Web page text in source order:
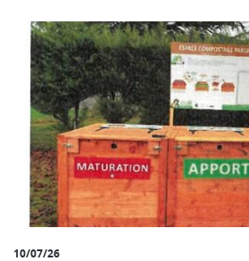
10/07/26